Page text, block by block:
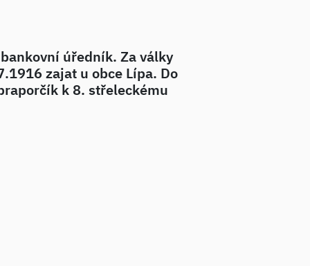
úředník. Za války
zajat u obce Lípa. Do
k 8. střeleckému
dopisu Pavla Klapky.)